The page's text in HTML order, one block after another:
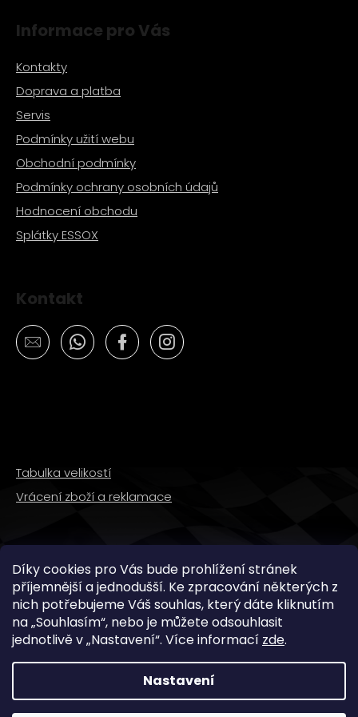
Díky cookies pro Vás bude prohlížení stránek
příjemnější a jednodušší. Ke zpracování některých z
nich potřebujeme Váš souhlas, který dáte kliknutím
na „Souhlasím“, nebo je můžete odsouhlasit
jednotlivě v „Nastavení“. Více informací zde.
Nastavení
Informace pro Vás
Kontakty
Doprava a platba
Servis
Podmínky užití webu
Obchodní podmínky
Podmínky ochrany osobních údajů
Hodnocení obchodu
Splátky ESSOX
Kontakt
Tabulka velikostí
Vrácení zboží a reklamace
SLEDUJTE NÁS
Copyright 2026WMX STORE. Všechna práva